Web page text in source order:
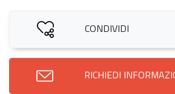
CONDIVIDI
RICHIEDI